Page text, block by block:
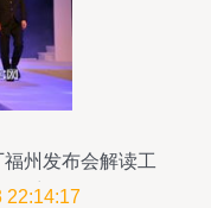
州发布会解读工
篇章
22:14:17